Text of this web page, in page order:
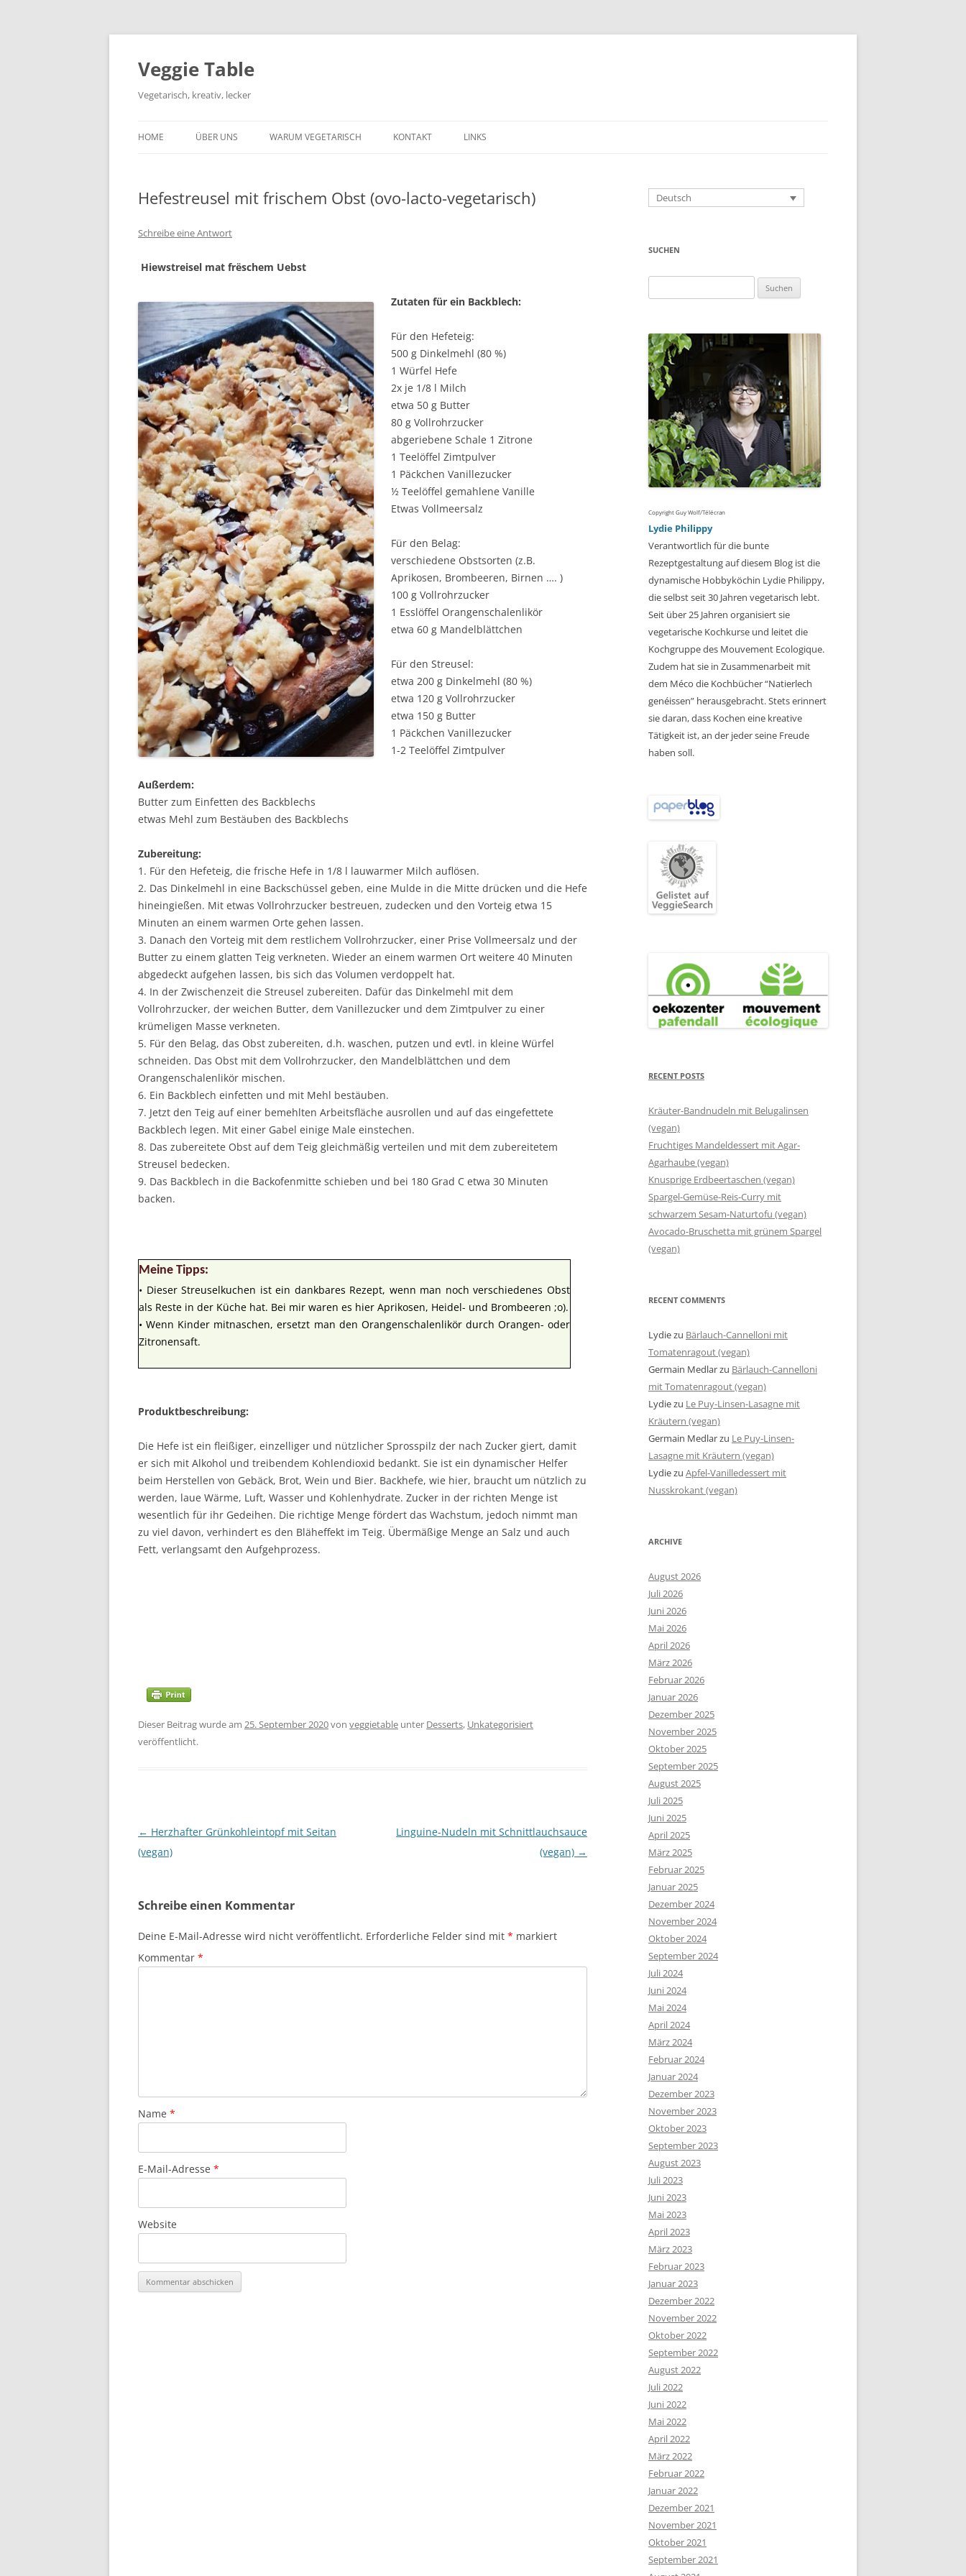
Zum
Veggie Table
Vegetarisch, kreativ, lecker
HOME ÜBER UNS WARUM VEGETARISCH KONTAKT LINKS
Hefestreusel mit frischem Obst (ovo-lacto-vegetarisch)
Schreibe eine Antwort
Hiewstreisel mat frëschem Uebst
Zutaten für ein Backblech:
Für den Hefeteig:
500 g Dinkelmehl (80 %)
1 Würfel Hefe
2x je 1/8 l Milch
etwa 50 g Butter
80 g Vollrohrzucker
abgeriebene Schale 1 Zitrone
1 Teelöffel Zimtpulver
1 Päckchen Vanillezucker
½ Teelöffel gemahlene Vanille
Etwas Vollmeersalz
Für den Belag:
verschiedene Obstsorten (z.B.
Aprikosen, Brombeeren, Birnen …. )
100 g Vollrohrzucker
1 Esslöffel Orangenschalenlikör
etwa 60 g Mandelblättchen
Für den Streusel:
etwa 200 g Dinkelmehl (80 %)
etwa 120 g Vollrohrzucker
etwa 150 g Butter
1 Päckchen Vanillezucker
1-2 Teelöffel Zimtpulver
Außerdem:
Butter zum Einfetten des Backblechs
etwas Mehl zum Bestäuben des Backblechs
Zubereitung:
1. Für den Hefeteig, die frische Hefe in 1/8 l lauwarmer Milch auflösen.
2. Das Dinkelmehl in eine Backschüssel geben, eine Mulde in die Mitte drücken und die Hefe
hineingießen. Mit etwas Vollrohrzucker bestreuen, zudecken und den Vorteig etwa 15
Minuten an einem warmen Orte gehen lassen.
3. Danach den Vorteig mit dem restlichem Vollrohrzucker, einer Prise Vollmeersalz und der
Butter zu einem glatten Teig verkneten. Wieder an einem warmen Ort weitere 40 Minuten
abgedeckt aufgehen lassen, bis sich das Volumen verdoppelt hat.
4. In der Zwischenzeit die Streusel zubereiten. Dafür das Dinkelmehl mit dem
Vollrohrzucker, der weichen Butter, dem Vanillezucker und dem Zimtpulver zu einer
krümeligen Masse verkneten.
5. Für den Belag, das Obst zubereiten, d.h. waschen, putzen und evtl. in kleine Würfel
schneiden. Das Obst mit dem Vollrohrzucker, den Mandelblättchen und dem
Orangenschalenlikör mischen.
6. Ein Backblech einfetten und mit Mehl bestäuben.
7. Jetzt den Teig auf einer bemehlten Arbeitsfläche ausrollen und auf das eingefettete
Backblech legen. Mit einer Gabel einige Male einstechen.
8. Das zubereitete Obst auf dem Teig gleichmäßig verteilen und mit dem zubereitetem
Streusel bedecken.
9. Das Backblech in die Backofenmitte schieben und bei 180 Grad C etwa 30 Minuten
backen.
Meine Tipps:
• Dieser Streuselkuchen ist ein dankbares Rezept, wenn man noch verschiedenes Obst
als Reste in der Küche hat. Bei mir waren es hier Aprikosen, Heidel- und Brombeeren ;o).
• Wenn Kinder mitnaschen, ersetzt man den Orangenschalenlikör durch Orangen- oder
Zitronensaft.
Produktbeschreibung:
Die Hefe ist ein fleißiger, einzelliger und nützlicher Sprosspilz der nach Zucker giert, damit
er sich mit Alkohol und treibendem Kohlendioxid bedankt. Sie ist ein dynamischer Helfer
beim Herstellen von Gebäck, Brot, Wein und Bier. Backhefe, wie hier, braucht um nützlich zu
werden, laue Wärme, Luft, Wasser und Kohlenhydrate. Zucker in der richten Menge ist
wesentlich für ihr Gedeihen. Die richtige Menge fördert das Wachstum, jedoch nimmt man
zu viel davon, verhindert es den Bläheffekt im Teig. Übermäßige Menge an Salz und auch
Fett, verlangsamt den Aufgehprozess.
Dieser Beitrag wurde am 25. September 2020von veggietable unter Desserts, Unkategorisiert
veröffentlicht.
Beitragsnavigation
← Herzhafter Grünkohleintopf mit Seitan
(vegan)
Linguine-Nudeln mit Schnittlauchsauce
(vegan) →
Schreibe einen Kommentar
Deine E-Mail-Adresse wird nicht veröffentlicht. Erforderliche Felder sind mit * markiert
Kommentar *
Name *
E-Mail-Adresse *
Website
Deutsch
SUCHEN
nach:
Copyright Guy Wolf/Télécran
Lydie Philippy
Verantwortlich für die bunte
Rezeptgestaltung auf diesem Blog ist die
dynamische Hobbyköchin Lydie Philippy,
die selbst seit 30 Jahren vegetarisch lebt.
Seit über 25 Jahren organisiert sie
vegetarische Kochkurse und leitet die
Kochgruppe des Mouvement Ecologique.
Zudem hat sie in Zusammenarbeit mit
dem Méco die Kochbücher “Natierlech
genéissen” herausgebracht. Stets erinnert
sie daran, dass Kochen eine kreative
Tätigkeit ist, an der jeder seine Freude
haben soll.
RECENT POSTS
Kräuter-Bandnudeln mit Belugalinsen
(vegan)
Fruchtiges Mandeldessert mit Agar-
Agarhaube (vegan)
Knusprige Erdbeertaschen (vegan)
Spargel-Gemüse-Reis-Curry mit
schwarzem Sesam-Naturtofu (vegan)
Avocado-Bruschetta mit grünem Spargel
(vegan)
RECENT COMMENTS
Lydiezu Bärlauch-Cannelloni mit
Tomatenragout (vegan)
Germain Medlarzu Bärlauch-Cannelloni
mit Tomatenragout (vegan)
Lydiezu Le Puy-Linsen-Lasagne mit
Kräutern (vegan)
Germain Medlarzu Le Puy-Linsen-
Lasagne mit Kräutern (vegan)
Lydiezu Apfel-Vanilledessert mit
Nusskrokant (vegan)
ARCHIVE
August 2026
Juli 2026
Juni 2026
Mai 2026
April 2026
März 2026
Februar 2026
Januar 2026
Dezember 2025
November 2025
Oktober 2025
September 2025
August 2025
Juli 2025
Juni 2025
April 2025
März 2025
Februar 2025
Januar 2025
Dezember 2024
November 2024
Oktober 2024
September 2024
Juli 2024
Juni 2024
Mai 2024
April 2024
März 2024
Februar 2024
Januar 2024
Dezember 2023
November 2023
Oktober 2023
September 2023
August 2023
Juli 2023
Juni 2023
Mai 2023
April 2023
März 2023
Februar 2023
Januar 2023
Dezember 2022
November 2022
Oktober 2022
September 2022
August 2022
Juli 2022
Juni 2022
Mai 2022
April 2022
März 2022
Februar 2022
Januar 2022
Dezember 2021
November 2021
Oktober 2021
September 2021